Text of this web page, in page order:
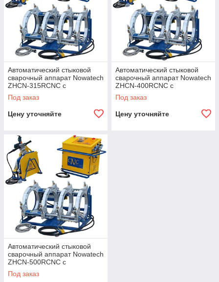
звуковым сигналом.
Возможность печати протоколов непосредственно на
объекте или передачи данных на ПК.
Программное обеспечение для связи с компьютером
и печати протоколов сварки входит в комплект
поставки.
USB-порт позволяет экспортировать протоколы
сварки на флэш-карту.
Автоматический стыковой
сварочный аппарат Nowatech
ZHCN-315RCNC с
регистратором параметров
сварки
Под заказ
Цену уточняйте
Автоматический стыковой
сварочный аппарат Nowatech
ZHCN-400RCNC с
регистратором параметров
сварки
Под заказ
Цену уточняйте
Автоматический стыковой
сварочный аппарат Nowatech
ZHCN-500RCNC с
регистратором параметров
сварки
Под заказ